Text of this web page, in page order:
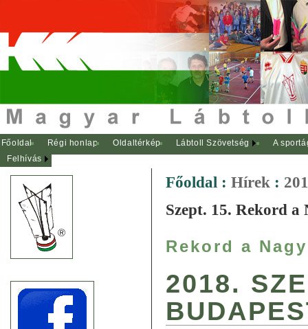
Főoldal Régi honlap Oldaltérkép Lábtoll Szövetség
A
Felhívás
Főoldal : Hírek :
Szept. 15. Rekord a
Rekord a
2018.